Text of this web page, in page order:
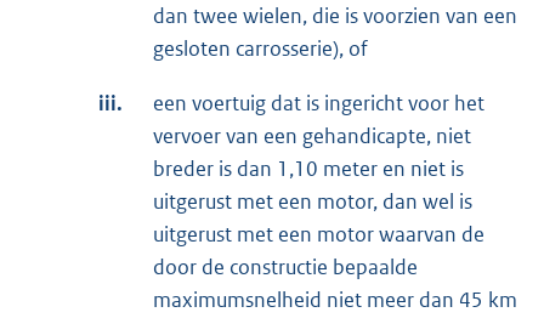
dan twee wielen, die is voorzien van een
gesloten carrosserie), of
iii.
een voertuig dat is ingericht voor het
vervoer van een gehandicapte, niet
breder is dan 1,10 meter en niet is
uitgerust met een motor, dan wel is
uitgerust met een motor waarvan de
door de constructie bepaalde
maximumsnelheid niet meer dan 45 km